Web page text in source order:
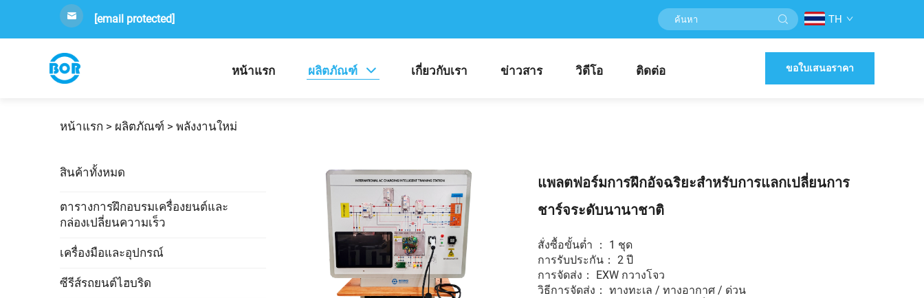
[email protected] TH
หน้าแรก ผลิตภัณฑ์ เกี่ยวกับเรา ข่าวสาร วิดีโอ ติดต่อ ขอใบเสนอราคา
หน้าแรก > ผลิตภัณฑ์ > พลังงานใหม่
สินค้าทั้งหมด
ตารางการฝึกอบรมเครื่องยนต์และ
กล่องเปลี่ยนความเร็ว
เครื่องมือและอุปกรณ์
ซีรีส์รถยนต์ไฮบริด
แพลตฟอร์มการฝึกอัจฉริยะสำหรับการแลกเปลี่ยนการ
ชาร์จระดับนานาชาติ
สั่งซื้อขั้นต่ำ ： 1 ชุด
การรับประกัน： 2 ปี
การจัดส่ง： EXW กวางโจว
วิธีการจัดส่ง： ทางทะเล / ทางอากาศ / ด่วน